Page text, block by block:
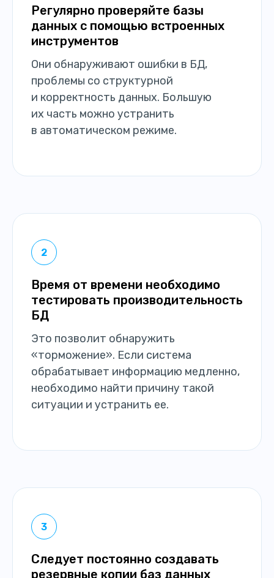
Регулярно проверяйте базы
данных с помощью встроенных
инструментов
Они обнаруживают ошибки в БД,
проблемы со структурной
и корректность данных. Большую
их часть можно устранить
в автоматическом режиме.
Время от времени необходимо
тестировать производительность
БД
Это позволит обнаружить
«торможение». Если система
обрабатывает информацию медленно,
необходимо найти причину такой
ситуации и устранить ее.
Следует постоянно создавать
резервные копии баз данных